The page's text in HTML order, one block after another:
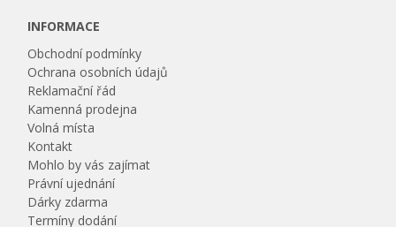
INFORMACE
Obchodní podmínky
Ochrana osobních údajů
Reklamační řád
Kamenná prodejna
Volná místa
Kontakt
Mohlo by vás zajímat
Právní ujednání
Dárky zdarma
Termíny dodání